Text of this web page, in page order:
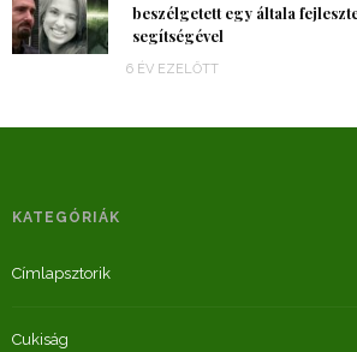
beszélgetett egy általa
segítségével
6 ÉV EZELŐTT
KATEGÓRIÁK
Címlapsztorik
Cukiság